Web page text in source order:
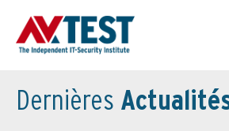
Dernières